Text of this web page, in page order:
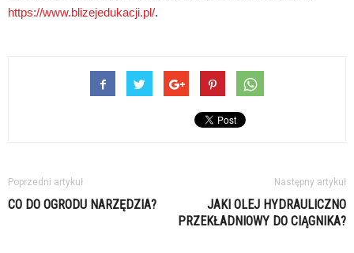
https://www.blizejedukacji.pl/.
Poprzedni artykuł
CO DO OGRODU NARZĘDZIA?
Następny artykuł
JAKI OLEJ HYDRAULICZNO
PRZEKŁADNIOWY DO CIĄGNIKA?